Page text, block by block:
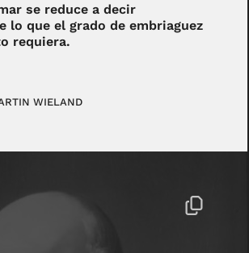
se reduce a decir
lo que el grado de embriaguez
requiera.
WIELAND